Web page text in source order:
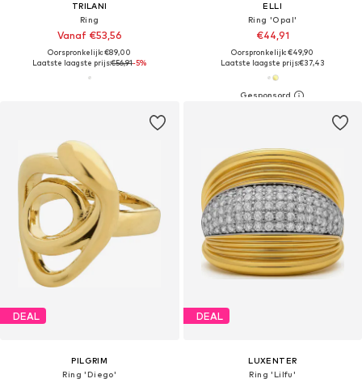
TRILANI
Ring
Vanaf €53,56
Oorspronkelijk: €89,00
Laatste laagste prijs:€56,91-5%
ELLI
Ring 'Opal'
€44,91
Oorspronkelijk: €49,90
Laatste laagste prijs:€37,43
DEAL
PILGRIM
Ring 'Diego'
DEAL
LUXENTER
Ring 'Lilfu'